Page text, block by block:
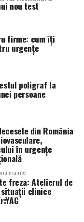
din apropierea
de aproximativ
este la ora 04:00.
putin de 20 de
nou test
firme: cum îți
urgențe
poligraf la
persoane
din România
în urgențe
inainte
freza: Atelierul de
situații clinice